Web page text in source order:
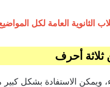
الثانوية العامة لكل
أحرف
ويمكن الاستفادة بشكل